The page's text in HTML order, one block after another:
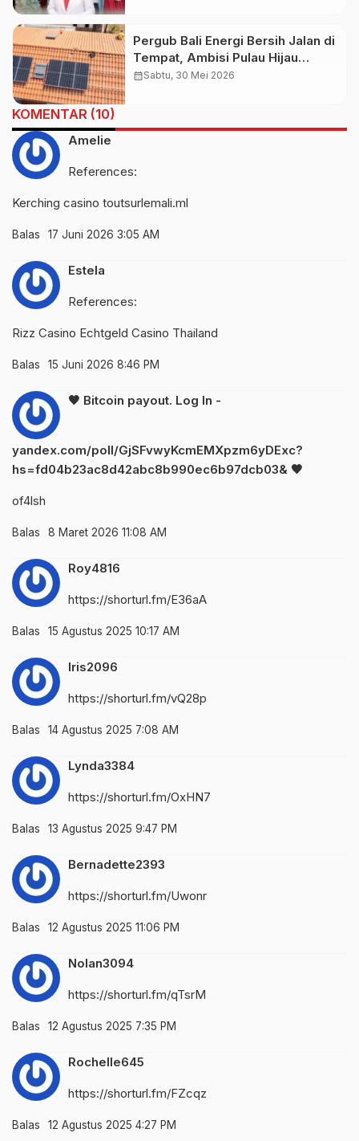
Pergub Bali Energi Bersih Jalan di
Tempat, Ambisi Pulau Hijau
Tersendat Implementasi
calendar_monthSabtu, 30 Mei 2026
KOMENTAR (10)
Amelie
References:
Kerching casino toutsurlemali.ml
Balas 17 Juni 2026 3:05 AM
Estela
References:
Rizz Casino Echtgeld Casino Thailand
Balas 15 Juni 2026 8:46 PM
🖤 Bitcoin payout. Log In -
yandex.com/poll/GjSFvwyKcmEMXpzm6yDExc?
hs=fd04b23ac8d42abc8b990ec6b97dcb03& 🖤
of4lsh
Balas 8 Maret 2026 11:08 AM
Roy4816
https://shorturl.fm/E36aA
Balas 15 Agustus 2025 10:17 AM
Iris2096
https://shorturl.fm/vQ28p
Balas 14 Agustus 2025 7:08 AM
Lynda3384
https://shorturl.fm/OxHN7
Balas 13 Agustus 2025 9:47 PM
Bernadette2393
https://shorturl.fm/Uwonr
Balas 12 Agustus 2025 11:06 PM
Nolan3094
https://shorturl.fm/qTsrM
Balas 12 Agustus 2025 7:35 PM
Rochelle645
https://shorturl.fm/FZcqz
Balas 12 Agustus 2025 4:27 PM